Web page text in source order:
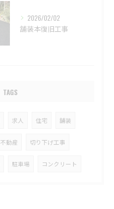
2026/02/02
舗装本復旧工事
TAGS
求人 住宅 舗装
不動産 切り下げ工事
駐車場 コンクリート